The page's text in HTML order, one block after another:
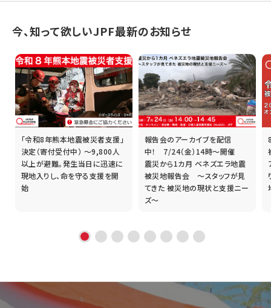
今、知って欲しいJPF最新のお知らせ
「令和8年熊本地震被災者支援」
決定（寄付受付中） ～9,800人
以上が避難。発生当日に迅速に
現地入りし、命を守る支援を開
始
報告会のアーカイブを配信
中！ 7/24（金）14時～開催
震災から1カ月 ベネズエラ地震
被災地報告会 ～スタッフが見
てきた 被災地の現状と支援ニー
ズ～